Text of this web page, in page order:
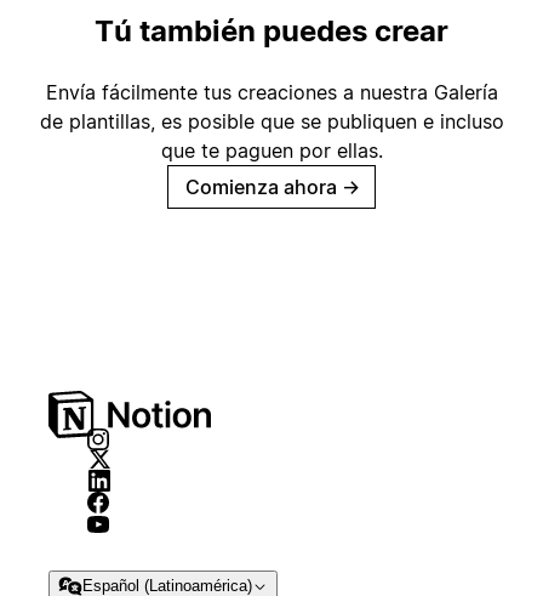
Tú también puedes crear
Envía fácilmente tus creaciones a nuestra Galería
de plantillas, es posible que se publiquen e incluso
que te paguen por ellas.
Comienza ahora →
Español (Latinoamérica)